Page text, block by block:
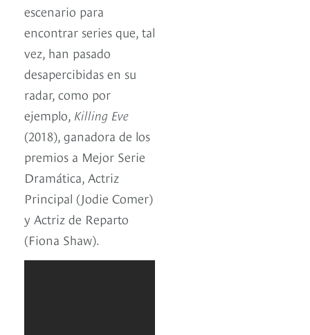
escenario para
encontrar series que, tal
vez, han pasado
desapercibidas en su
radar, como por
ejemplo, Killing Eve
(2018), ganadora de los
premios a Mejor Serie
Dramática, Actriz
Principal (Jodie Comer)
y Actriz de Reparto
(Fiona Shaw).